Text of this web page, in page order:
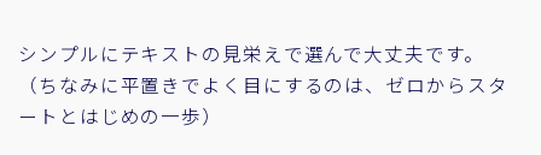
シンプルにテキストの見栄えで選んで大丈夫です。
（ちなみに平置きでよく目にするのは、ゼロからスタ
ートとはじめの一歩）